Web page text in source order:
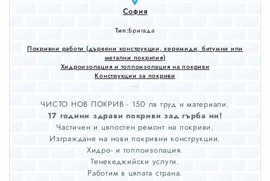
София
Тип:Бригада
Покривни работи (дървени конструкции, керемиди, битумни или
метални покрития)
Хидроизолация и топлоизолация на покриви
Конструкции за покриви
...
ЧИСТО НОВ ПОКРИВ - 150 лв труд и материали.
17 години здрави покриви зад гърба ни!
Частичен и цялостен ремонт на покриви.
Изграждане на нови покривни конструкции.
Хидро- и топлоизолация.
Тенекеджийски услуги.
Работим в цялата страна.